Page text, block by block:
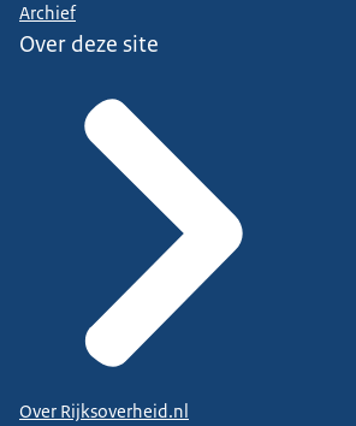
Archief
Over deze site
Over Rijksoverheid.nl